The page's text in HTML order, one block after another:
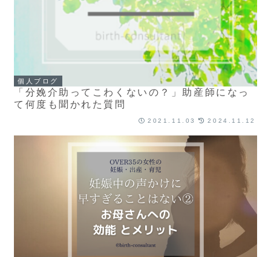
個人ブログ
「分娩介助ってこわくないの？」助産師になっ
て何度も聞かれた質問
2021.11.03 2024.11.12